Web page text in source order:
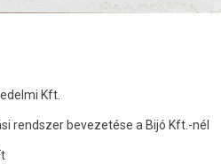
Kft.
rendszer bevezetése a Bijó Kft.-nél